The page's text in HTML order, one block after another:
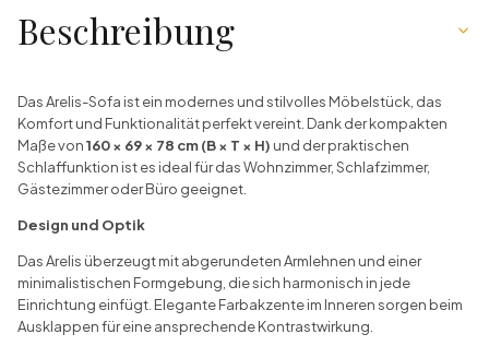
Beschreibung
Das Arelis-Sofa ist ein modernes und stilvolles Möbelstück, das
Komfort und Funktionalität perfekt vereint. Dank der kompakten
Maße von160 × 69 × 78 cm (B × T × H) und der praktischen
Schlaffunktion ist es ideal für das Wohnzimmer, Schlafzimmer,
Gästezimmer oder Büro geeignet.
Design und Optik
Das Arelis überzeugt mit abgerundeten Armlehnen und einer
minimalistischen Formgebung, die sich harmonisch in jede
Einrichtung einfügt. Elegante Farbakzente im Inneren sorgen beim
Ausklappen für eine ansprechende Kontrastwirkung.